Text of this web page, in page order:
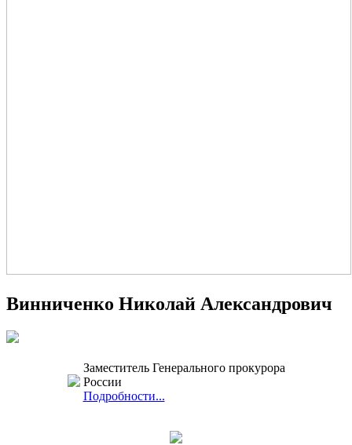
Винниченко Николай Александрович
Заместитель Генерального прокурора
России
Подробности...